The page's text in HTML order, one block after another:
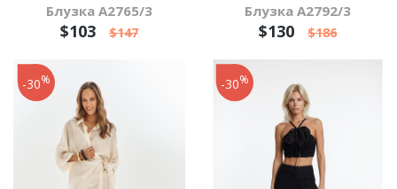
Блузка А2765/3
$103 $147
Блузка А2792/3
$130 $186
-30% -30%